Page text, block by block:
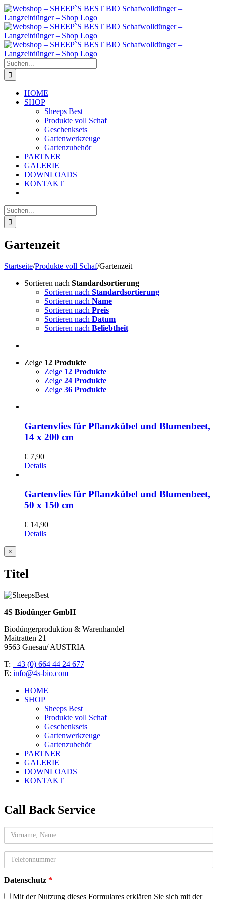
Zum
Inhalt
springen
Suche
nach:
HOME
SHOP
Sheeps Best
Produkte voll Schaf
Geschenksets
Gartenwerkzeuge
Gartenzubehör
PARTNER
GALERIE
DOWNLOADS
KONTAKT
Suche
nach:
Gartenzeit
Startseite/Produkte voll Schaf/Gartenzeit
Sortieren nach Standardsortierung
Sortieren nach Standardsortierung
Sortieren nach Name
Sortieren nach Preis
Sortieren nach Datum
Sortieren nach Beliebtheit
Zeige 12 Produkte
Zeige 12 Produkte
Zeige 24 Produkte
Zeige 36 Produkte
Gartenvlies für Pflanzkübel und Blumenbeet,
14 x 200 cm
€ 7,90
Details
Gartenvlies für Pflanzkübel und Blumenbeet,
50 x 150 cm
€ 14,90
Details
Close
product
view
×
Titel
4S Biodünger GmbH
Biodüngerproduktion & Warenhandel
Maitratten 21
9563 Gnesau/ AUSTRIA
T: +43 (0) 664 44 24 677
E: info@4s-bio.com
HOME
SHOP
Sheeps Best
Produkte voll Schaf
Geschenksets
Gartenwerkzeuge
Gartenzubehör
PARTNER
GALERIE
DOWNLOADS
KONTAKT
Call Back Service
Name
telefon
Datenschutz *
Mit der Nutzung dieses Formulares erklären Sie sich mit der